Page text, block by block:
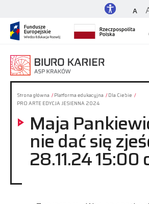
A
Dla Pracodawcy
Platforma
Strona główna Platforma edukacyjna
Dla Ciebie
PRO ARTE EDYCJA JESIENNA 2024
Maja
nie dać się
28.11.24 15:00